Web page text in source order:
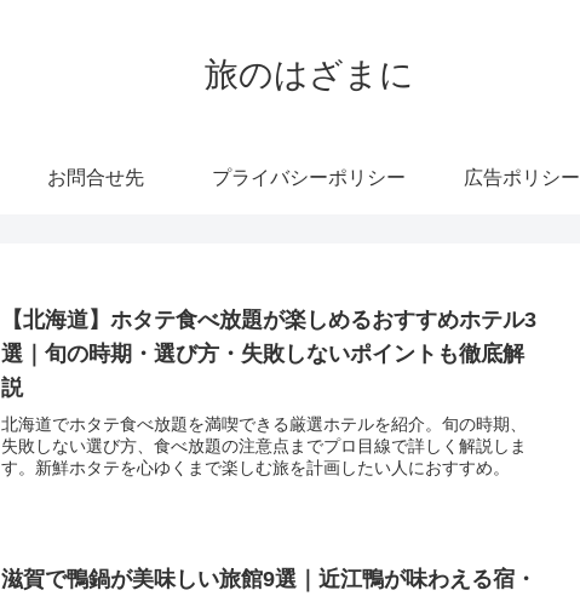
旅のはざまに
お問合せ先 プライバシーポリシー 広告ポリシー
【北海道】ホタテ食べ放題が楽しめるおすすめホテル3
選｜旬の時期・選び方・失敗しないポイントも徹底解
説
北海道でホタテ食べ放題を満喫できる厳選ホテルを紹介。旬の時期、
失敗しない選び方、食べ放題の注意点までプロ目線で詳しく解説しま
す。新鮮ホタテを心ゆくまで楽しむ旅を計画したい人におすすめ。
滋賀で鴨鍋が美味しい旅館9選｜近江鴨が味わえる宿・